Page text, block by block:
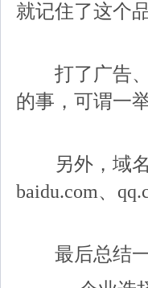
就记住了这个
打了广告、
的事，可谓一
另外，域名
baidu.com、
最后总结一